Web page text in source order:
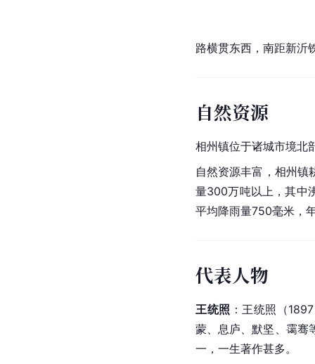
路横贯东西，南距新沂
自然资源
相州镇位于诸城市境北
自然资源丰富，相州镇
量300万吨以上，其中
平均降雨量750毫米，
代表人物
王统照 ：王统照（
蒙、息庐、默坚、 霭骞
一，一生著作甚多。